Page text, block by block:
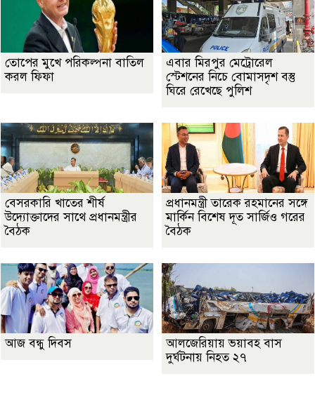
তোপের মুখে পরিকল্পনা বাতিল
করল ফিফা
এবার মিরপুর মেট্রোরেল
স্টেশনের নিচে বোমাসদৃশ বস্তু
ঘিরে রেখেছে পুলিশ
বেসরকারি খাতের শীর্ষ
উদ্যোক্তাদের সাথে প্রধানমন্ত্রীর
বৈঠক
প্রধানমন্ত্রী তারেক রহমানের সঙ্গে
মার্কিন বিশেষ দূত সার্জিও গরের
বৈঠক
আজ বন্ধু দিবস
আলজেরিয়ায় ভয়াবহ বাস
দুর্ঘটনায় নিহত ২৭